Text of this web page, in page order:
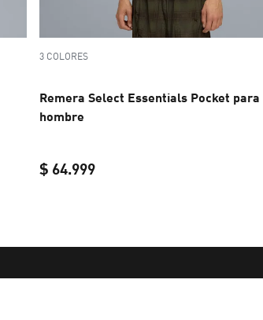
3 COLORES
Remera Select Essentials Pocket para
hombre
$ 64.999